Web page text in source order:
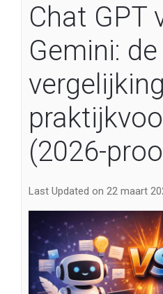
Chat GPT
Gemini:
(2026-
Last Updated on 22 maart